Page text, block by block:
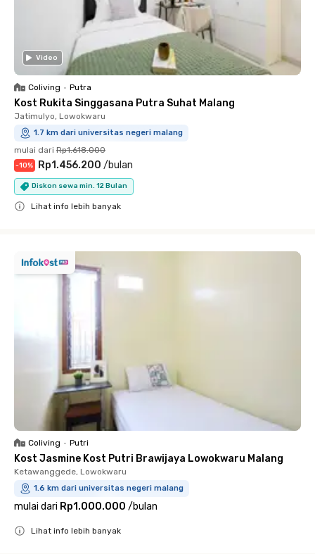
Video
Coliving • Putra
Kost Rukita Singgasana Putra Suhat Malang
Jatimulyo, Lowokwaru
1.7 km dari universitas negeri malang
mulai dari Rp1.618.000
-10% Rp1.456.200 /bulan
Diskon sewa min. 12 Bulan
Lihat info lebih banyak
Coliving • Putri
Kost Jasmine Kost Putri Brawijaya Lowokwaru Malang
Ketawanggede, Lowokwaru
1.6 km dari universitas negeri malang
mulai dari Rp1.000.000 /bulan
Lihat info lebih banyak